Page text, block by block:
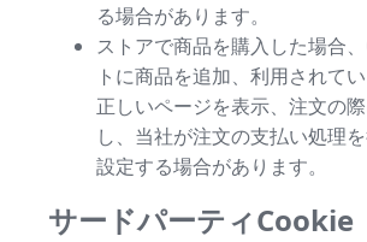
る場合があります。
ストアで商品を購入した場合
トに商品を追加、利用されて
正しいページを表示、注文の
し、当社が注文の支払い処理
設定する場合があります。
サードパーティCookie